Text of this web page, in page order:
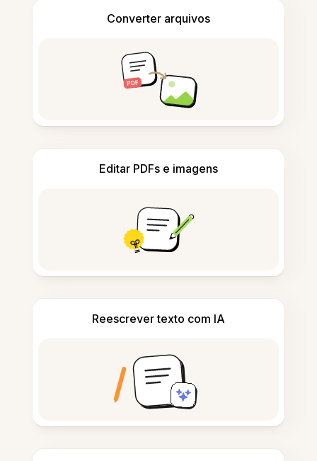
Converter arquivos
Editar PDFs e imagens
Reescrever texto com IA